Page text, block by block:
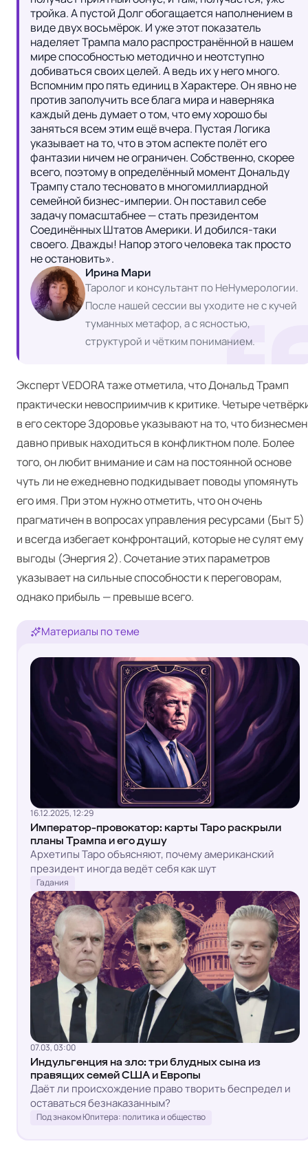
тройка. А пустой Долг обогащается наполнением в
виде двух восьмёрок. И уже этот показатель
наделяет Трампа мало распространённой в нашем
мире способностью методично и неотступно
добиваться своих целей. А ведь их у него много.
Вспомним про пять единиц в Характере. Он явно не
против заполучить все блага мира и наверняка
каждый день думает о том, что ему хорошо бы
заняться всем этим ещё вчера. Пустая Логика
указывает на то, что в этом аспекте полёт его
фантазии ничем не ограничен. Собственно, скорее
всего, поэтому в определённый момент Дональду
Трампу стало тесновато в многомиллиардной
семейной бизнес-империи. Он поставил себе
задачу помасштабнее — стать президентом
Соединённых Штатов Америки. И добился-таки
своего. Дважды! Напор этого человека так просто
не остановить».
Ирина Мари
Таролог и консультант по НеНумерологии.
После нашей сессии вы уходите не с кучей
туманных метафор, а с ясностью,
структурой и чётким пониманием.
Эксперт VEDORAтаже отметила, что Дональд Трамп
практически невосприимчив к критике. Четыре
в его секторе Здоровье указывают на то, что бизнесмен
давно привык находиться в конфликтном поле. Более
того, он любит внимание и сам на постоянной основе
чуть ли не ежедневно подкидывает поводы упомянуть
его имя. При этом нужно отметить, что он очень
прагматичен в вопросах управления ресурсами (Быт 5)
и всегда избегает конфронтаций, которые не сулят ему
выгоды (Энергия 2). Сочетание этих параметров
указывает на сильные способности к переговорам,
однако прибыль — превыше всего.
Материалы по теме
16.12.2025, 12:29
Император-провокатор: карты Таро раскрыли
планы Трампа и его душу
Архетипы Таро объясняют, почему американский
президент иногда ведёт себя как шут
Гадания
07.03, 03:00
Индульгенция на зло: три блудных сына из
правящих семей США и Европы
Даёт ли происхождение право творить беспредел и
оставаться безнаказанным?
Под знаком Юпитера: политика и общество